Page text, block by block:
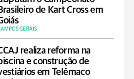
de Kart Cross em
GERAIS
realiza reforma na
e construção de
em Telêmaco